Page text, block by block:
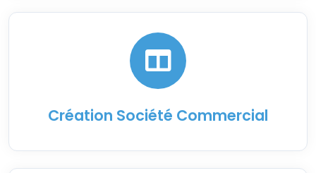
Création Société Commercial